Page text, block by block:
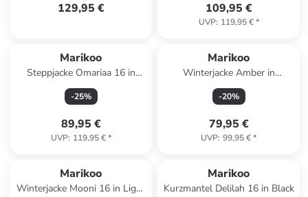
129,95 € 109,95 €
UVP: 119,95 €*
Marikoo
Steppjacke Omariaa 16 in
Black
-25%
89,95 €
UVP: 119,95 €*
Marikoo
Winterjacke Amber in
Anthracite
-20%
79,95 €
UVP: 99,95 €*
Marikoo
Winterjacke Mooni 16 in Light
Marikoo
Kurzmantel Delilah 16 in Black